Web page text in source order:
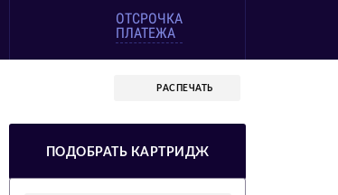
ОТСРОЧКА
ПЛАТЕЖА
РАСПЕЧАТЬ
ПОДОБРАТЬ КАРТРИДЖ